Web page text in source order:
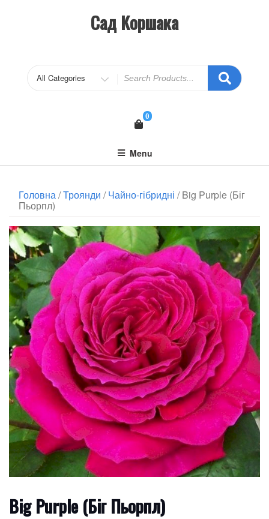
Сад Коршака
0
Menu
Головна/Троянди /Чайно-гібридні / Big Purple (Біг
Пьорпл)
Big Purple (Біг Пьорпл)